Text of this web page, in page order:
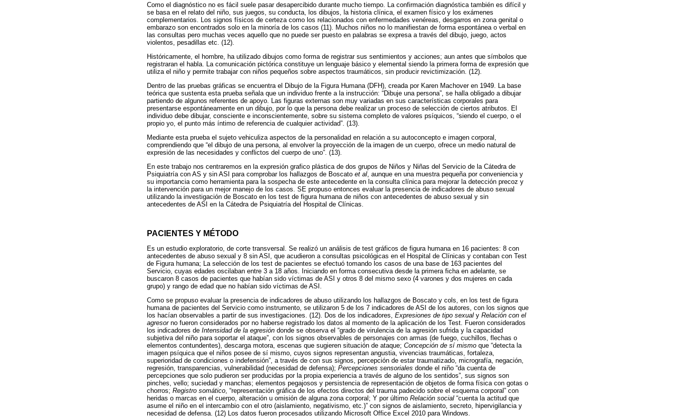
Como el diagnóstico no es fácil suele pasar desapercibido durante mucho tiempo. La confirmación diagnóstica también es difícil y
se basa en el relato del niño, sus juegos, su conducta, los dibujos, la historia clínica, el examen físico y los exámenes
complementarios. Los signos físicos de certeza como los relacionados con enfermedades venéreas, desgarros en zona genital o
embarazo son encontrados solo en la minoría de los casos (11). Muchos niños no lo manifiestan de forma espontánea o verbal en
las consultas pero muchas veces aquello que no puede ser puesto en palabras se expresa a través del dibujo, juego, actos
violentos, pesadillas etc. (12).
Históricamente, el hombre, ha utilizado dibujos como forma de registrar sus sentimientos y acciones; aun antes que símbolos que
registraran el habla. La comunicación pictórica constituye un lenguaje básico y elemental siendo la primera forma de expresión que
utiliza el niño y permite trabajar con niños pequeños sobre aspectos traumáticos, sin producir revictimización. (12).
Dentro de las pruebas gráficas se encuentra el Dibujo de la Figura Humana (DFH), creada por Karen Machover en 1949. La base
teórica que sustenta esta prueba señala que un individuo frente a la instrucción: “Dibuje una persona”, se halla obligado a dibujar
partiendo de algunos referentes de apoyo. Las figuras externas son muy variadas en sus características corporales para
presentarse espontáneamente en un dibujo, por lo que la persona debe realizar un proceso de selección de ciertos atributos. El
individuo debe dibujar, consciente e inconscientemente, sobre su sistema completo de valores psíquicos, “siendo el cuerpo, o el
propio yo, el punto más íntimo de referencia de cualquier actividad”. (13).
Mediante esta prueba el sujeto vehiculiza aspectos de la personalidad en relación a su autoconcepto e imagen corporal,
comprendiendo que “el dibujo de una persona, al envolver la proyección de la imagen de un cuerpo, ofrece un medio natural de
expresión de las necesidades y conflictos del cuerpo de uno”. (13).
En este trabajo nos centraremos en la expresión grafico plástica de dos grupos de Niños y Niñas del Servicio de la Cátedra de
Psiquiatría con AS y sin ASI para comprobar los hallazgos de Boscato et al, aunque en una muestra pequeña por conveniencia y
su importancia como herramienta para la sospecha de este antecedente en la consulta clínica para mejorar la detección precoz y
la intervención para un mejor manejo de los casos. SE propuso entonces evaluar la presencia de indicadores de abuso sexual
utilizando la investigación de Boscato en los test de figura humana de niños con antecedentes de abuso sexual y sin
antecedentes de ASI en la Cátedra de Psiquiatría del Hospital de Clínicas.
PACIENTES Y MÉTODO
Es un estudio exploratorio, de corte transversal. Se realizó un análisis de test gráficos de figura humana en 16 pacientes: 8 con
antecedentes de abuso sexual y 8 sin ASI, que acudieron a consultas psicológicas en el Hospital de Clínicas y contaban con Test
de Figura humana; La selección de los test de pacientes se efectuó tomando los casos de una base de 163 pacientes del
Servicio, cuyas edades oscilaban entre 3 a 18 años. Iniciando en forma consecutiva desde la primera ficha en adelante, se
buscaron 8 casos de pacientes que habían sido víctimas de ASI y otros 8 del mismo sexo (4 varones y dos mujeres en cada
grupo) y rango de edad que no habían sido víctimas de ASI.
Como se propuso evaluar la presencia de indicadores de abuso utilizando los hallazgos de Boscato y cols, en los test de figura
humana de pacientes del Servicio como instrumento, se utilizaron 5 de los 7 indicadores de ASI de los autores, con los signos que
los hacían observables a partir de sus investigaciones. (12). Dos de los indicadores, Expresiones de tipo sexual y Relación con el
agresorno fueron considerados por no haberse registrado los datos al momento de la aplicación de los Test. Fueron considerados
los indicadores de Intensidad de la egresión donde se observa el “grado de virulencia de la agresión sufrida y la capacidad
subjetiva del niño para soportar el ataque”, con los signos observables de personajes con armas (de fuego, cuchillos, flechas o
elementos contundentes), descarga motora, escenas que sugieren situación de ataque; Concepción de sí mismo que “detecta la
imagen psíquica que el niños posee de sí mismo, cuyos signos representan angustia, vivencias traumáticas, fortaleza,
superioridad de condiciones o indefensión”, a través de con sus signos, percepción de estar traumatizado, micrografía, negación,
regresión, transparencias, vulnerabilidad (necesidad de defensa); Percepciones sensoriales donde el niño “da cuenta de
percepciones que solo pudieron ser producidas por la propia experiencia a través de alguno de los sentidos”, sus signos son
pinches, vello; suciedad y manchas; elementos pegajosos y persistencia de representación de objetos de forma física con gotas o
chorros; Registro somático, “representación gráfica de los efectos directos del trauma padecido sobre el esquema corporal” con
heridas o marcas en el cuerpo, alteración u omisión de alguna zona corporal; Y por último Relación social “cuenta la actitud que
asume el niño en el intercambio con el otro (aislamiento, negativismo, etc.)” con signos de aislamiento, secreto, hipervigilancia y
necesidad de defensa. (12) Los datos fueron procesados utilizando Microsoft Office Excel 2010 para Windows.